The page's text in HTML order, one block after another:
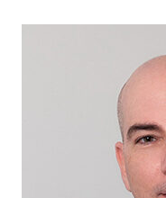
Nacida en Cuba y
ha estado
1998. La Sra. Parra
y un gran